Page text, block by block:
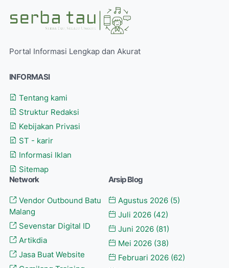
Portal Informasi Lengkap dan Akurat
INFORMASI
Tentang kami
Struktur Redaksi
Kebijakan Privasi
ST - karir
Informasi Iklan
Sitemap
Network
Vendor Outbound Batu
Malang
Sevenstar Digital ID
Artikdia
Jasa Buat Website
Arsip Blog
Agustus 2026 (5)
Juli 2026 (42)
Juni 2026 (81)
Mei 2026 (38)
Februari 2026 (62)